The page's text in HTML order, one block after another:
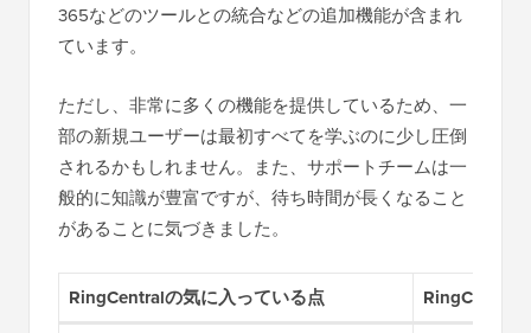
365などのツールとの統合などの追加機能が含まれ
ています。
ただし、非常に多くの機能を提供しているため、一
部の新規ユーザーは最初すべてを学ぶのに少し圧倒
されるかもしれません。また、サポートチームは一
般的に知識が豊富ですが、待ち時間が長くなること
があることに気づきました。
RingCentralの気に入っている点 RingCentral